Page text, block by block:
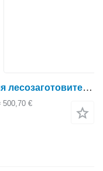
Гидрораспределитель Farma для лесозаготовительной техники
500,70 €